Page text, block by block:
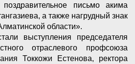
письмо акима
а также нагрудный знак
области».
выступления председателя
отраслевого профсоюза
Токкожи Естенова, ректора